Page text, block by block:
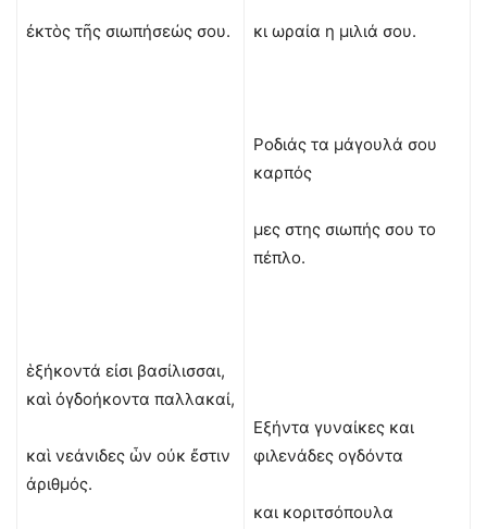
ἐκτὸς τῆς σιωπήσεώς σου.
ἑξήκοντά εἰσι βασίλισσαι,
καὶ ὀγδοήκοντα παλλακαί,
καὶ νεάνιδες ὧν οὐκ ἔστιν
ἀριθμός.
κι ωραία η μιλιά σου.
Ροδιάς τα μάγουλά σου
καρπός
μες στης σιωπής σου το
πέπλο.
Εξήντα γυναίκες και
φιλενάδες ογδόντα
και κοριτσόπουλα